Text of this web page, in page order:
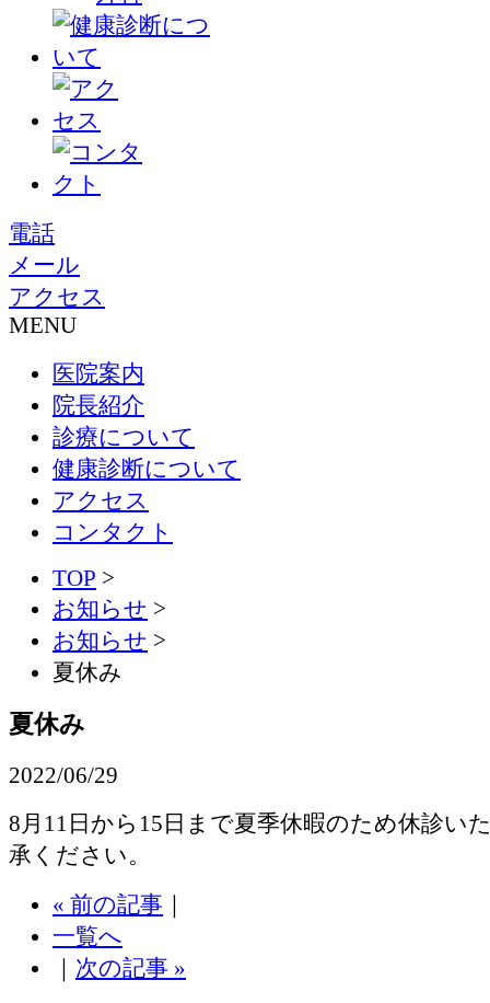
電話
メール
アクセス
MENU
医院案内
院長紹介
診療について
健康診断について
アクセス
コンタクト
TOP >
お知らせ >
お知らせ >
夏休み
夏休み
2022/06/29
8月11日から15日まで夏季休暇のため休診い
承ください。
« 前の記事 ｜
一覧へ
｜ 次の記事 »